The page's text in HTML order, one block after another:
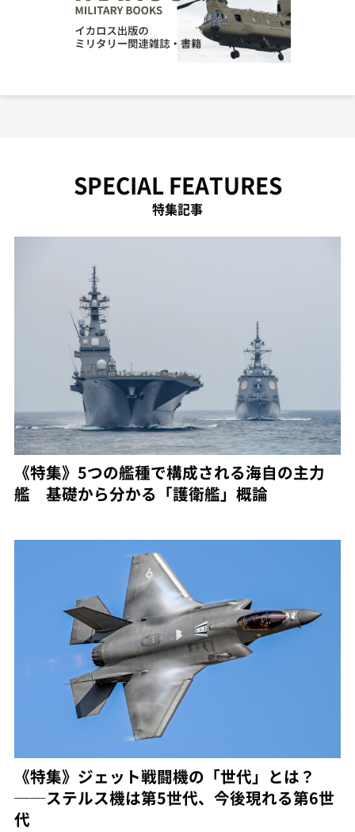
SPECIAL FEATURES
特集記事
《特集》5つの艦種で構成される海自の主力
艦 基礎から分かる「護衛艦」概論
《特集》ジェット戦闘機の「世代」とは？
──ステルス機は第5世代、今後現れる第6世
代